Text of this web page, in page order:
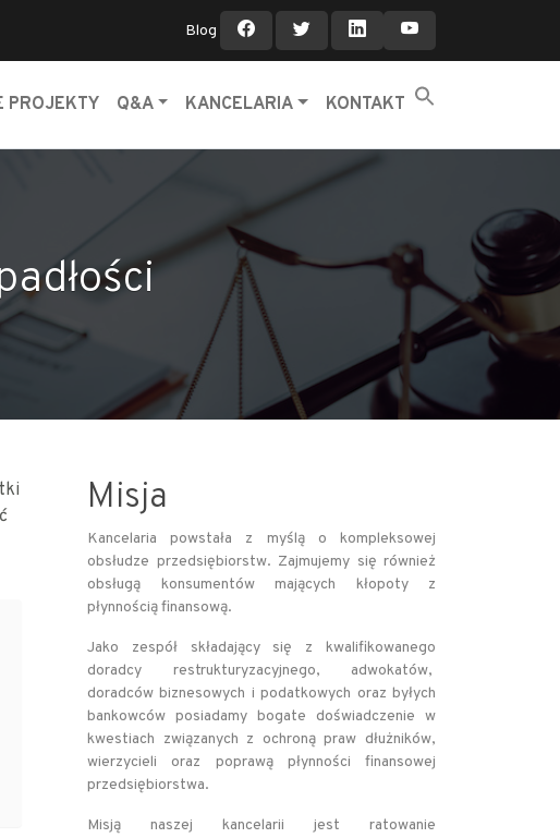
Blog
PROJEKTY Q&A KANCELARIA KONTAKT
Misja
Kancelaria powstała z myślą o kompleksowej
obsłudze przedsiębiorstw. Zajmujemy się również
obsługą konsumentów mających kłopoty z
płynnością finansową.
Jako zespół składający się z kwalifikowanego
doradcy restrukturyzacyjnego, adwokatów,
doradców biznesowych i podatkowych oraz byłych
bankowców posiadamy bogate doświadczenie w
kwestiach związanych z ochroną praw dłużników,
wierzycieli oraz poprawą płynności finansowej
przedsiębiorstwa.
Misją naszej kancelarii jest ratowanie